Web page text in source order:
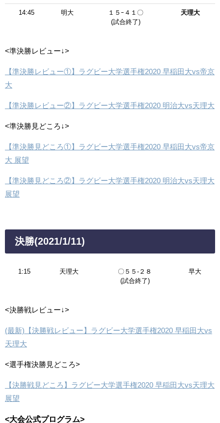
14:45 明大
１５ｰ４１〇
(試合終了)
天理大
<準決勝レビュー↓>
【準決勝レビュー①】ラグビー大学選手権2020 早稲田大vs帝京
大
【準決勝レビュー②】ラグビー大学選手権2020 明治大vs天理大
<準決勝見どころ↓>
【準決勝見どころ①】ラグビー大学選手権2020 早稲田大vs帝京
大 展望
【準決勝見どころ②】ラグビー大学選手権2020 明治大vs天理大
展望
決勝(2021/1/11)
1:15 天理大
〇５５-２８
(試合終了)
早大
<決勝戦レビュー↓>
(最新)【決勝戦レビュー】ラグビー大学選手権2020 早稲田大vs
天理大
<選手権決勝見どころ>
【決勝戦見どころ】ラグビー大学選手権2020 早稲田大vs天理大
展望
<大会公式プログラム>